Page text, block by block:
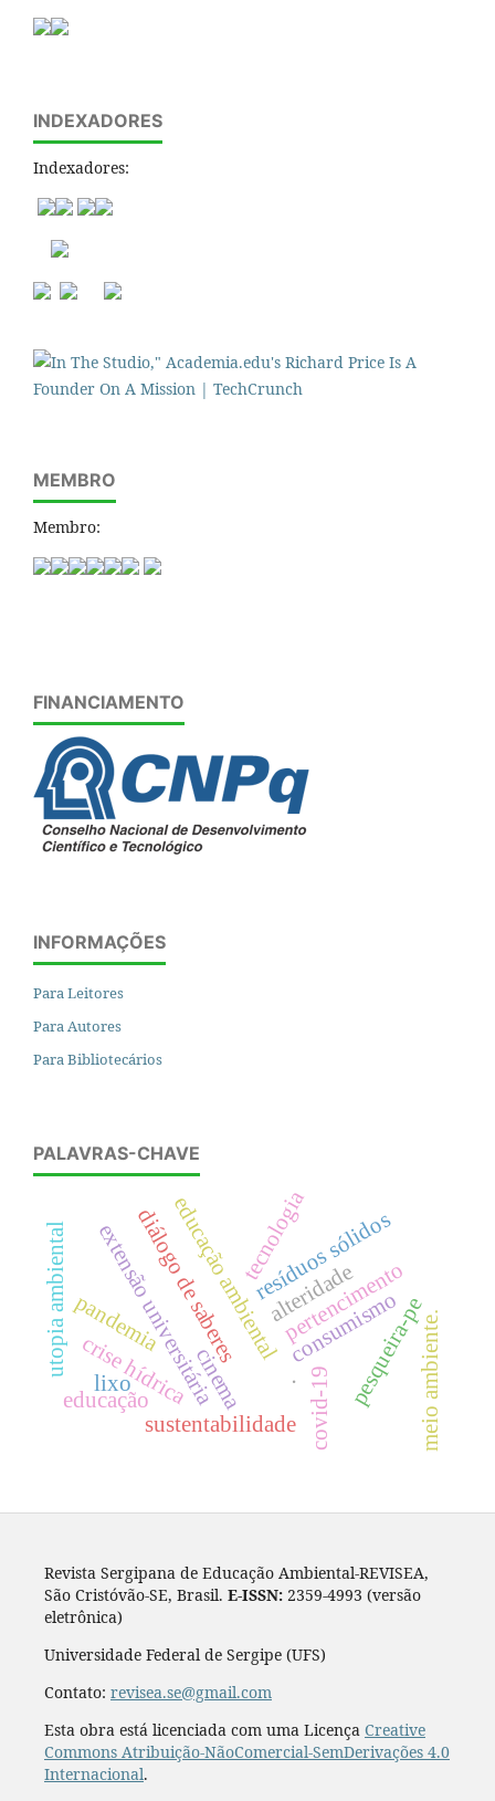
INDEXADORES
Indexadores:
MEMBRO
Membro:
FINANCIAMENTO
INFORMAÇÕES
Para Leitores
Para Autores
Para Bibliotecários
PALAVRAS-CHAVE
cinema
consumismo
educação ambientalresíduos sólidos
sustentabilidade
.
tecnologia
diálogo de saberes
extensão universitária
crise hídrica pesqueira-pe
covid-19
educação
pandemia meio ambiente.
pertencimento
utopia ambiental alteridade
lixo
Revista Sergipana de Educação Ambiental-REVISEA,
São Cristóvão-SE, Brasil. E-ISSN:2359-4993 (versão
eletrônica)
Universidade Federal de Sergipe (UFS)
Contato: revisea.se@gmail.com
Esta obra está licenciada com uma Licença Creative
Commons Atribuição-NãoComercial-SemDerivações 4.0
Internacional.